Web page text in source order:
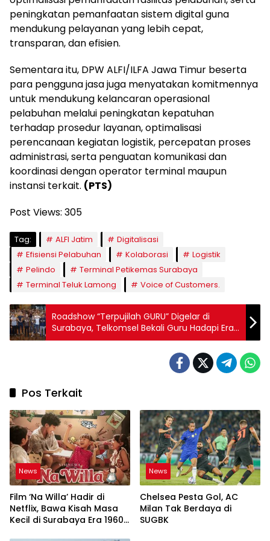
peningkatan pemanfaatan sistem digital guna
mendukung pelayanan yang lebih cepat,
transparan, dan efisien.
Sementara itu, DPW ALFI/ILFA Jawa Timur beserta
para pengguna jasa juga menyatakan komitmennya
untuk mendukung kelancaran operasional
pelabuhan melalui peningkatan kepatuhan
terhadap prosedur layanan, optimalisasi
perencanaan kegiatan logistik, percepatan proses
administrasi, serta penguatan komunikasi dan
koordinasi dengan operator terminal maupun
instansi terkait. (PTS)
Post Views: 305
Tag: ALFI Jatim
Digitalisasi
Efisiensi Pelabuhan
Kolaborasi
Logistik
Pelindo
Terminal Petikemas Surabaya
Terminal Teluk Lamong
Voice of Customers.
Roadshow “Terpujilah GURU” Digelar di
Surabaya, Telkomsel Bekali Guru Hadapi Era
AI
Pos Terkait
News
Film ‘Na Willa’ Hadir di
Netflix, Bawa Kisah Masa
Kecil di Surabaya Era 1960-
News
Chelsea Pesta Gol, AC
Milan Tak Berdaya di
SUGBK